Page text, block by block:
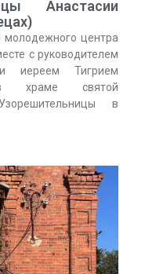
Анастасии
молодежного центра
с руководителем
иереем Тигрием
храме святой
в